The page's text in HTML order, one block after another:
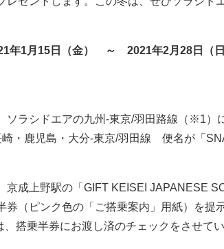
年1月15 日 （金） ～ 2021年2月28日 （
ソラシドエアの九州-東京/羽田路線（※1）
・鹿児島・大分-東京/羽田線 便名が「
京成上野駅の「GIFT KEISEI JAPANESE
券（ピンク色の「ご搭乗案内」用紙）を提
搭乗半券にお渡し済のチェックをさせてい